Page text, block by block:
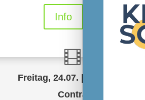
Info
Freitag, 24.07. | 21.30 Uhr
Contra